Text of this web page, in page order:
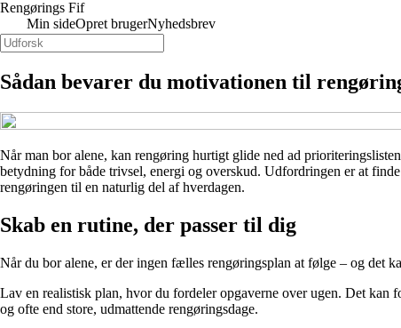
Rengørings Fif
Min sideOpret brugerNyhedsbrev
Sådan bevarer du motivationen til
Når man bor alene, kan rengøring hurtigt glide ned ad
betydning for både trivsel, energi og overskud. Udfordringen er at
rengøringen til en naturlig del af hverdagen.
Skab en rutine, der passer til dig
Når du bor alene, er der ingen fælles rengøringsplan at følge – og det
Lav en realistisk plan, hvor du fordeler opgaverne over ugen. Det kan
og ofte end store, udmattende rengøringsdage.